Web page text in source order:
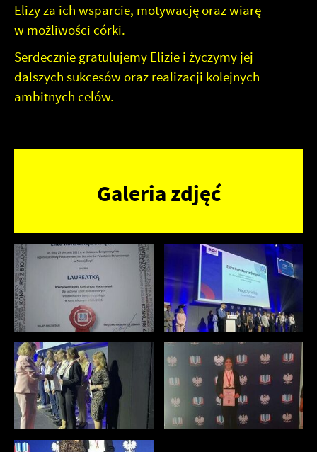
Elizy za ich wsparcie, motywację oraz wiarę
w możliwości córki.
Serdecznie gratulujemy Elizie i życzymy jej
dalszych sukcesów oraz realizacji kolejnych
ambitnych celów.
Galeria zdjęć